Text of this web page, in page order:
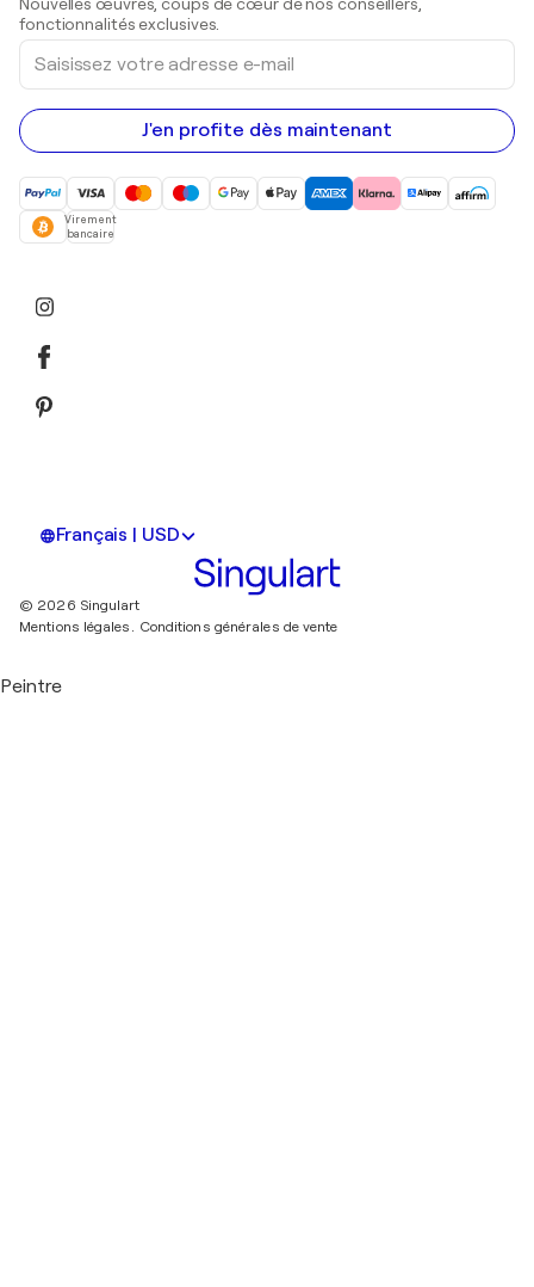
Peintures acryliques
Nouvelles œuvres, coups de cœur de nos conseillers,
fonctionnalités exclusives.
Saisissez
votre
adresse
e-
mail
J'en profite dès maintenant
Virement
bancaire
Français | USD
© 2026 Singulart
Mentions légales. Conditions générales de vente
Peintre